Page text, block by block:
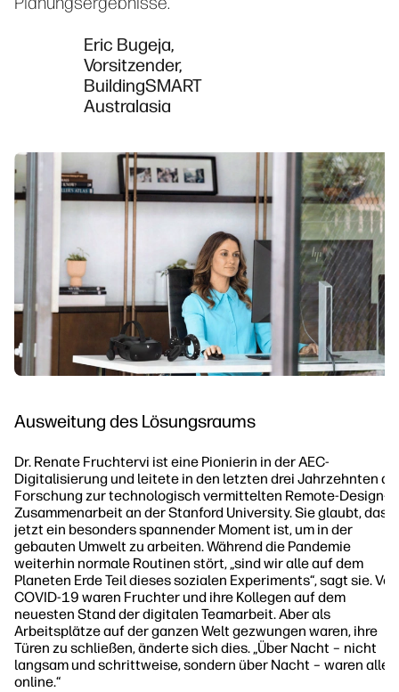
Eric Bugeja,
Vorsitzender,
BuildingSMART
Australasia
Ausweitung des Lösungsraums
Dr. Renate Fruchtervi ist eine Pionierin in der AEC-
Digitalisierung und leitete in den letzten drei Jahrzehnten
Forschung zur technologisch vermittelten Remote-Design-
Zusammenarbeit an der Stanford University. Sie glaubt, dass
jetzt ein besonders spannender Moment ist, um in der
gebauten Umwelt zu arbeiten. Während die Pandemie
weiterhin normale Routinen stört, „sind wir alle auf dem
Planeten Erde Teil dieses sozialen Experiments“, sagt sie. Vor
COVID-19 waren Fruchter und ihre Kollegen auf dem
neuesten Stand der digitalen Teamarbeit. Aber als
Arbeitsplätze auf der ganzen Welt gezwungen waren, ihre
Türen zu schließen, änderte sich dies. „Über Nacht – nicht
langsam und schrittweise, sondern über Nacht – waren alle
online.“